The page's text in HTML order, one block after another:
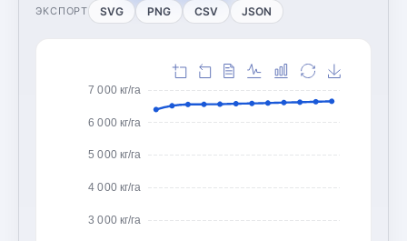
ЭКСПОРТ SVG PNG CSV JSON
3 000 кг/га
4 000 кг/га
5 000 кг/га
6 000 кг/га
7 000 кг/га